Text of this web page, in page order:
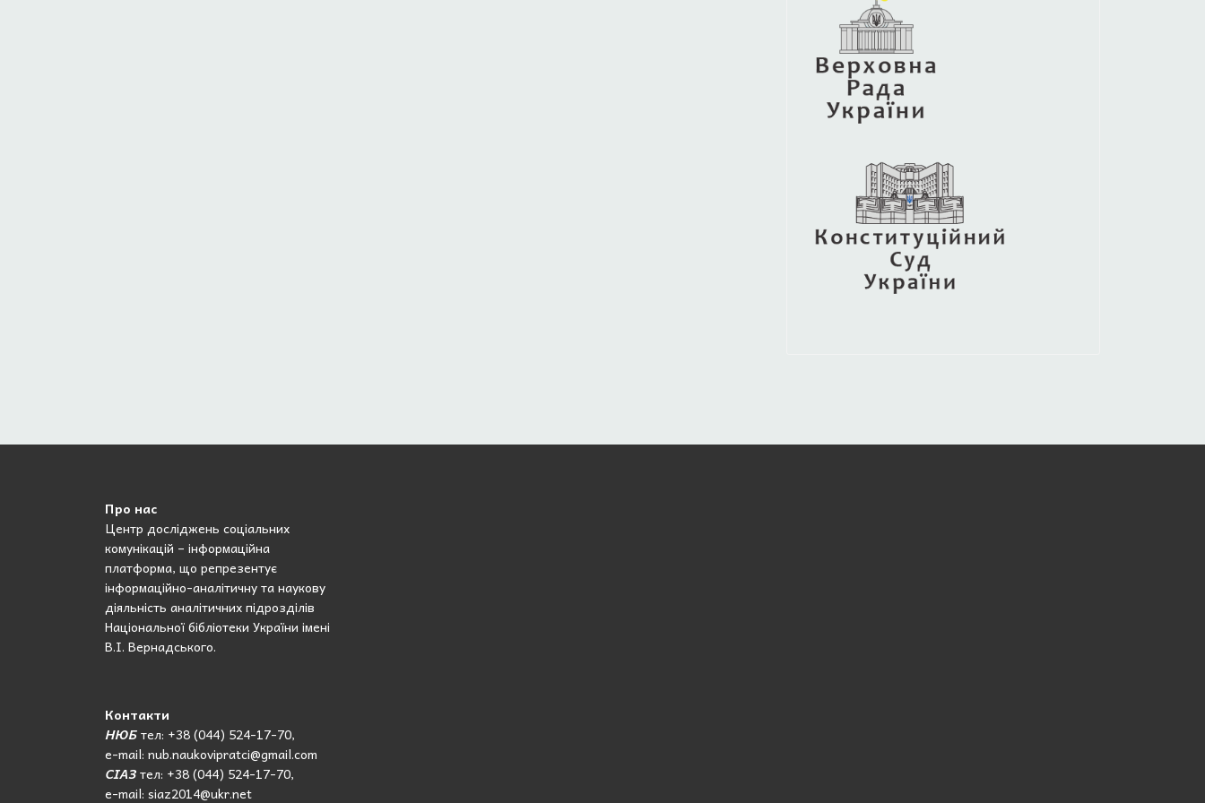
Про нас
Центр досліджень соціальних
комунікацій – інформаційна
платформа, що репрезентує
інформаційно-аналітичну та наукову
діяльність аналітичних підрозділів
Національної бібліотеки України імені
В.І. Вернадського.
Контакти
НЮБтел: +38 (044) 524-17-70,
e-mail: nub.naukovipratci@gmail.com
СІАЗтел: +38 (044) 524-17-70,
e-mail: siaz2014@ukr.net